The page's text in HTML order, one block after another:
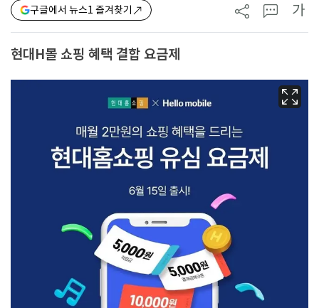
구글에서 뉴스1 즐겨찾기 가
현대H몰 쇼핑 혜택 결합 요금제